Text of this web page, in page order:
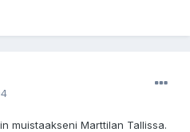
muistaakseni Marttilan Tallissa.